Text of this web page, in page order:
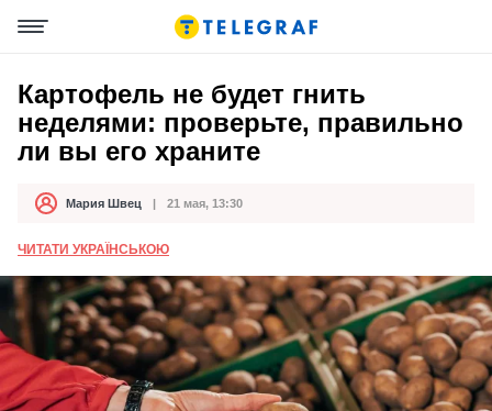
Картофель не будет гнить
неделями: проверьте, правильно
ли вы его храните
АвторМария Швец
Дата публикации 21 мая, 13:30
ЧИТАТИ УКРАЇНСЬКОЮ